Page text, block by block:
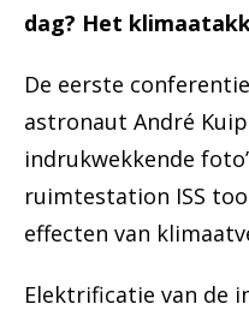
dag? Het
De eerste
astronaut André
indrukwekkende
ruimtestation ISS
effecten van
Elektrificatie van de